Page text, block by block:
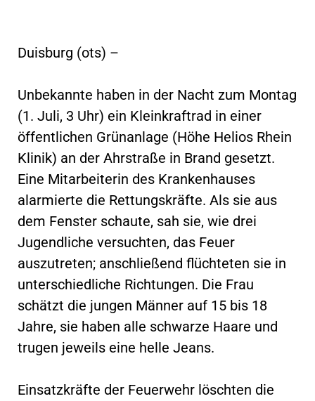
Duisburg (ots) –
Unbekannte haben in der Nacht zum Montag
(1. Juli, 3 Uhr) ein Kleinkraftrad in einer
öffentlichen Grünanlage (Höhe Helios Rhein
Klinik) an der Ahrstraße in Brand gesetzt.
Eine Mitarbeiterin des Krankenhauses
alarmierte die Rettungskräfte. Als sie aus
dem Fenster schaute, sah sie, wie drei
Jugendliche versuchten, das Feuer
auszutreten; anschließend flüchteten sie in
unterschiedliche Richtungen. Die Frau
schätzt die jungen Männer auf 15 bis 18
Jahre, sie haben alle schwarze Haare und
trugen jeweils eine helle Jeans.
Einsatzkräfte der Feuerwehr löschten die